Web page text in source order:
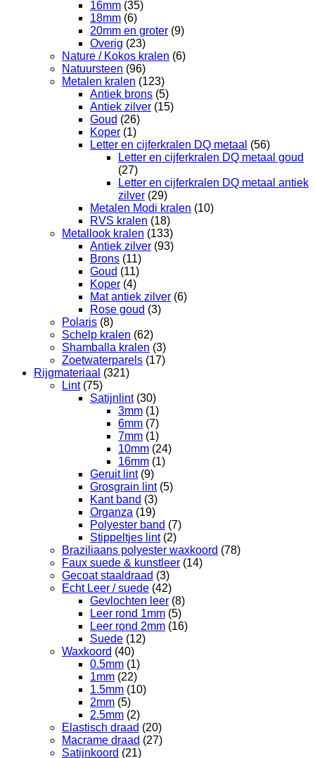
16mm (35)
18mm (6)
20mm en groter (9)
Overig (23)
Nature / Kokos kralen (6)
Natuursteen (96)
Metalen kralen (123)
Antiek brons (5)
Antiek zilver (15)
Goud (26)
Koper (1)
Letter en cijferkralen DQ metaal (56)
Letter en cijferkralen DQ metaal goud
(27)
Letter en cijferkralen DQ metaal antiek
zilver (29)
Metalen Modi kralen (10)
RVS kralen (18)
Metallook kralen (133)
Antiek zilver (93)
Brons (11)
Goud (11)
Koper (4)
Mat antiek zilver (6)
Rose goud (3)
Polaris (8)
Schelp kralen (62)
Shamballa kralen (3)
Zoetwaterparels (17)
Rijgmateriaal (321)
Lint (75)
Satijnlint (30)
3mm (1)
6mm (7)
7mm (1)
10mm (24)
16mm (1)
Geruit lint (9)
Grosgrain lint (5)
Kant band (3)
Organza (19)
Polyester band (7)
Stippeltjes lint (2)
Braziliaans polyester waxkoord (78)
Faux suede & kunstleer (14)
Gecoat staaldraad (3)
Echt Leer / suede (42)
Gevlochten leer (8)
Leer rond 1mm (5)
Leer rond 2mm (16)
Suede (12)
Waxkoord (40)
0.5mm (1)
1mm (22)
1.5mm (10)
2mm (5)
2.5mm (2)
Elastisch draad (20)
Macrame draad (27)
Satijnkoord (21)